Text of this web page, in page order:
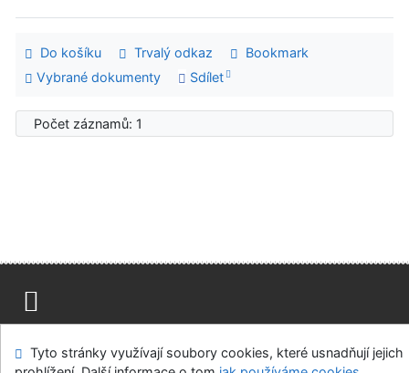
Do košíku Trvalý odkaz
Bookmark
Vybrané dokumenty
Sdílet
Počet záznamů: 1
Modul OpenSearch
Napište nám Nastavení cookies
Tyto stránky využívají soubory cookies, které usnadňují jejich